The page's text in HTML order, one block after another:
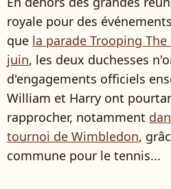
royale pour des
que la parade Trooping
juin, les deux duchesses
d'engagements officiels
William et Harry ont
rapprocher, notamment
tournoi de Wimbledon,
commune pour le tennis...